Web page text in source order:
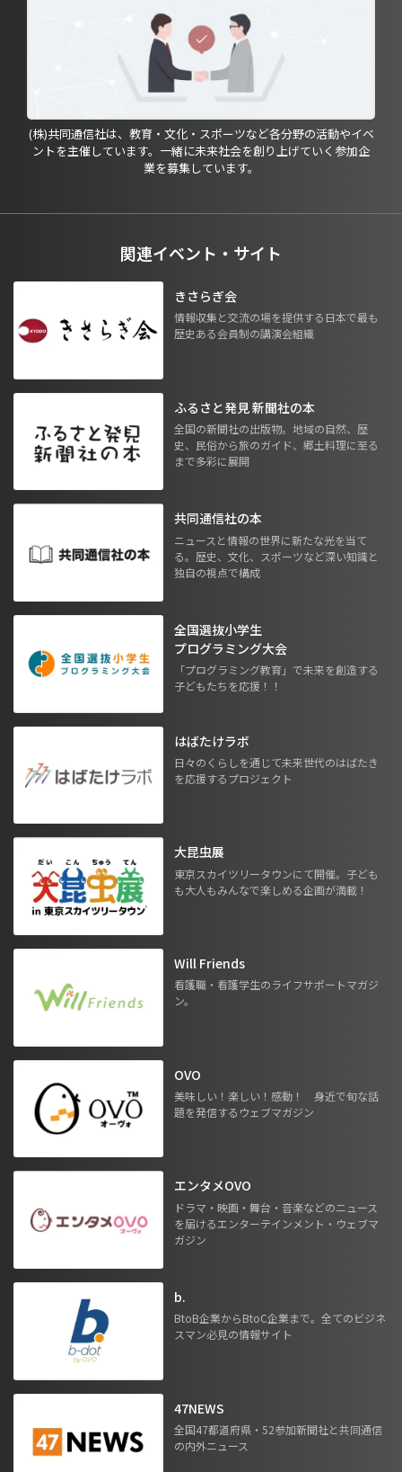
(株)共同通信社は、教育・文化・スポーツなど各分野の活動やイベ
ントを主催しています。一緒に未来社会を創り上げていく参加企
業を募集しています。
関連イベント・サイト
きさらぎ会
情報収集と交流の場を提供する日本で最も
歴史ある会員制の講演会組織
ふるさと発見 新聞社の本
全国の新聞社の出版物。地域の自然、歴
史、民俗から旅のガイド、郷土料理に至る
まで多彩に展開
共同通信社の本
ニュースと情報の世界に新たな光を当て
る。歴史、文化、スポーツなど深い知識と
独自の視点で構成
全国選抜小学生
プログラミング大会
「プログラミング教育」で未来を創造する
子どもたちを応援！！
はばたけラボ
日々のくらしを通じて未来世代のはばたき
を応援するプロジェクト
大昆虫展
東京スカイツリータウンにて開催。子ども
も大人もみんなで楽しめる企画が満載！
Will Friends
看護職・看護学生のライフサポートマガジ
ン。
OVO
美味しい！楽しい！感動！ 身近で旬な話
題を発信するウェブマガジン
エンタメOVO
ドラマ・映画・舞台・音楽などのニュース
を届けるエンターテインメント・ウェブマ
ガジン
b.
BtoB企業からBtoC企業まで。全てのビジネ
スマン必見の情報サイト
47NEWS
全国47都道府県・52参加新聞社と共同通信
の内外ニュース